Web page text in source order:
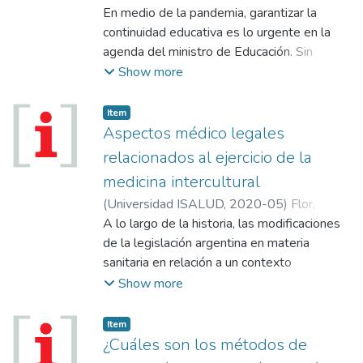
de la Seguridad Social en Costa Rica: la
sostenibilidad antes y después del
Covid-19”.
concepción legal que se tiene con respecto
a derechos tan básicos como la vida, la
dignidad o la integridad de la persona. ¿Para
la Ley argentina es el embrión
Cuándo no son utilizados, ¿qué podemos o
no podemos hacer con ellos. Finalmente,
¿existe hoy una Ley que normatiza su
destino?
Nicolás
En medio de la pandemia, garantizar la
continuidad educativa es lo urgente en la
agenda del ministro de Educación. Sin
embargo, una vez superada la emergencia
equidad en el aprendizaje y repensar el
futuro de la escuela.
Show more
Item
Aspectos médico legales
relacionados al ejercicio de la
medicina intercultural
(Universidad ISALUD, 2020-05) Flor,
Héctor Javier
A lo largo de la historia, las modificaciones
de la legislación argentina en materia
sanitaria en relación a un contexto
intercultural, sumado a la intervención de
hacia el reconocimiento, la aceptación y la
implementación de sistemas de salud que
Show more
Item
¿Cuáles son los métodos de